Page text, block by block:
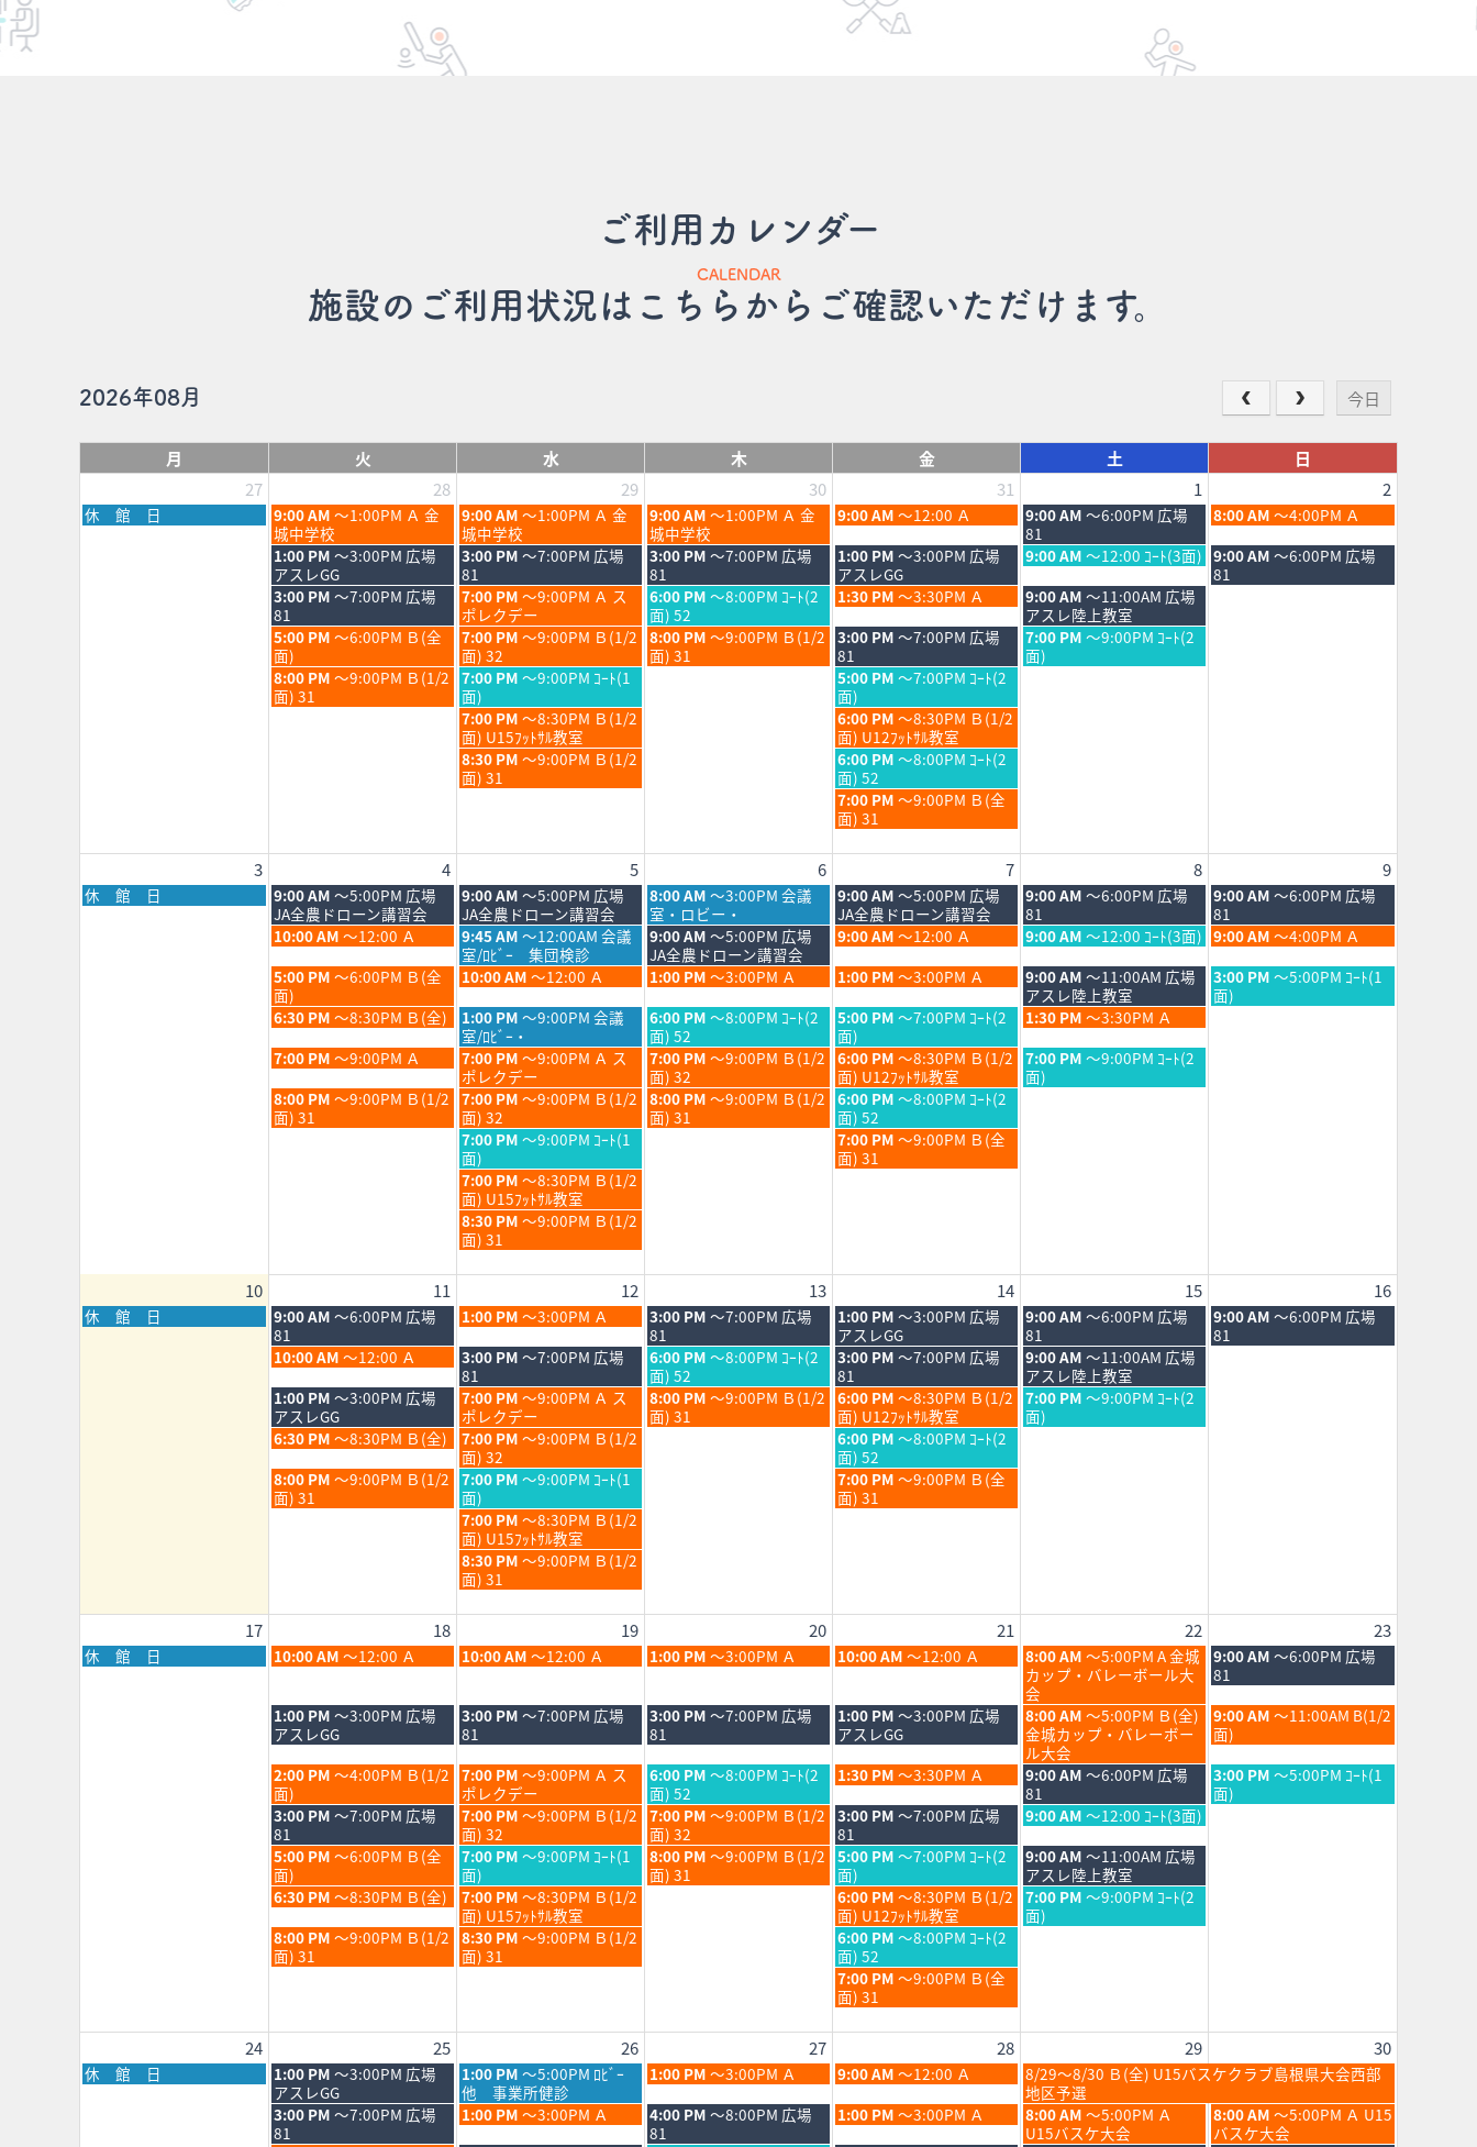
ご利用カレンダー
CALENDAR
施設のご利用状況はこちらからご確認いただけます。
2026年08月 今日
月 火 水 木 金 土
日
27
28 29 30 31 1 2
月
曜
休 館 日
火
曜
日,
7
月
28th
2026
9:00 AM ～1:00PM Ａ 金
城中学校
水
曜
日,
7
月
29th
2026
9:00 AM ～1:00PM Ａ 金
城中学校
木
曜
日,
7
月
30th
2026
9:00 AM ～1:00PM Ａ 金
城中学校
金
曜
日,
7
月
31st
2026
9:00 AM ～12:00 Ａ
土
曜
日,
8
月
1st
2026
9:00 AM ～6:00PM 広場
81
日
曜
日,
8
月
8:00 AM ～4:00PM Ａ
火
曜
日,
7
月
28th
2026
1:00 PM ～3:00PM 広場
アスレGG
水
曜
日,
7
月
29th
2026
3:00 PM ～7:00PM 広場
81
木
曜
日,
7
月
30th
2026
3:00 PM ～7:00PM 広場
81
金
曜
日,
7
月
31st
2026
1:00 PM ～3:00PM 広場
アスレGG
土
曜
日,
8
月
1st
2026
9:00 AM ～12:00 ｺｰﾄ(3面) 日
曜
日,
9:00 AM ～6:00PM 広場
81
火
曜
日,
7
月
28th
2026
3:00 PM ～7:00PM 広場
81
水
曜
日,
7
月
29th
2026
7:00 PM ～9:00PM Ａ ス
ポレクデー
木
曜
日,
7
月
6:00 PM ～8:00PM ｺｰﾄ(2
面) 52
金
曜
日,
7
月
31st
2026
1:30 PM ～3:30PM Ａ
土
曜
日,
8
月
9:00 AM ～11:00AM 広場
アスレ陸上教室
火
曜
日,
7
月
5:00 PM ～6:00PM Ｂ(全
面)
水
曜
日,
7
月
29th
2026
7:00 PM ～9:00PM Ｂ(1/2
面) 32
木
曜
日,
8:00 PM ～9:00PM Ｂ(1/2
面) 31
金
曜
日,
7
月
31st
2026
3:00 PM ～7:00PM 広場
81
土
曜
日,
7:00 PM ～9:00PM ｺｰﾄ(2
面)
火
曜
日,
8:00 PM ～9:00PM Ｂ(1/2
面) 31
水
曜
日,
7
月
29th
2026
7:00 PM ～9:00PM ｺｰﾄ(1
面)
金
曜
日,
7
月
31st
2026
5:00 PM ～7:00PM ｺｰﾄ(2
面)
水
曜
日,
7
月
7:00 PM ～8:30PM Ｂ(1/2
面) U15ﾌｯﾄｻﾙ教室
金
曜
日,
7
月
31st
2026
6:00 PM ～8:30PM Ｂ(1/2
面) U12ﾌｯﾄｻﾙ教室
水
曜
日,
29th
8:30 PM ～9:00PM Ｂ(1/2
面) 31
金
曜
日,
7
月
31st
6:00 PM ～8:00PM ｺｰﾄ(2
面) 52
金
曜
日,
7
31st
2026
7:00 PM ～9:00PM Ｂ(全
面) 31
3 4 5 6 7 8 9
月
曜
休 館 日
火
曜
日,
8
月
4th
2026
9:00 AM ～5:00PM 広場
JA全農ドローン講習会
水
曜
日,
8
月
5th
2026
9:00 AM ～5:00PM 広場
JA全農ドローン講習会
木
曜
日,
8
月
6th
2026
8:00 AM ～3:00PM 会議
室・ロビー・
金
曜
日,
8
月
7th
2026
9:00 AM ～5:00PM 広場
JA全農ドローン講習会
土
曜
日,
8
月
8th
2026
9:00 AM ～6:00PM 広場
81
日
曜
日,
8
月
9th
2026
9:00 AM ～6:00PM 広場
81
火
曜
日,
8
月
4th
2026
10:00 AM ～12:00 Ａ
水
曜
日,
8
月
5th
2026
9:45 AM ～12:00AM 会議
室/ﾛﾋﾞｰ 集団検診
木
曜
日,
8
月
6th
2026
9:00 AM ～5:00PM 広場
JA全農ドローン講習会
金
曜
日,
8
月
7th
2026
9:00 AM ～12:00 Ａ
土
曜
日,
8
月
8th
2026
9:00 AM ～12:00 ｺｰﾄ(3面) 日
曜
日,
8
月
9:00 AM ～4:00PM Ａ
火
曜
日,
8
月
4th
2026
5:00 PM ～6:00PM Ｂ(全
面)
水
曜
日,
8
月
5th
2026
10:00 AM ～12:00 Ａ
木
曜
日,
8
月
6th
2026
1:00 PM ～3:00PM Ａ
金
曜
日,
8
月
7th
2026
1:00 PM ～3:00PM Ａ
土
曜
日,
8
月
8th
2026
9:00 AM ～11:00AM 広場
アスレ陸上教室
日
曜
日,
3:00 PM ～5:00PM ｺｰﾄ(1
面)
火
曜
日,
8
月
4th
2026
6:30 PM ～8:30PM Ｂ(全)
水
曜
日,
8
月
5th
2026
1:00 PM ～9:00PM 会議
室/ﾛﾋﾞｰ・
木
曜
日,
8
月
6th
2026
6:00 PM ～8:00PM ｺｰﾄ(2
面) 52
金
曜
日,
8
月
7th
2026
5:00 PM ～7:00PM ｺｰﾄ(2
面)
土
曜
日,
8
月
1:30 PM ～3:30PM Ａ
火
曜
日,
8
月
7:00 PM ～9:00PM Ａ
水
曜
日,
8
月
5th
2026
7:00 PM ～9:00PM Ａ ス
ポレクデー
木
曜
日,
8
月
7:00 PM ～9:00PM Ｂ(1/2
面) 32
金
曜
日,
8
月
7th
2026
6:00 PM ～8:30PM Ｂ(1/2
面) U12ﾌｯﾄｻﾙ教室
土
曜
日,
7:00 PM ～9:00PM ｺｰﾄ(2
面)
火
曜
日,
8:00 PM ～9:00PM Ｂ(1/2
面) 31
水
曜
日,
8
月
5th
2026
7:00 PM ～9:00PM Ｂ(1/2
面) 32
木
曜
日,
8:00 PM ～9:00PM Ｂ(1/2
面) 31
金
曜
日,
8
月
6:00 PM ～8:00PM ｺｰﾄ(2
面) 52
水
曜
日,
8
月
5th
2026
7:00 PM ～9:00PM ｺｰﾄ(1
面)
金
曜
日,
7:00 PM ～9:00PM Ｂ(全
面) 31
水
曜
日,
8
月
5th
7:00 PM ～8:30PM Ｂ(1/2
面) U15ﾌｯﾄｻﾙ教室
水
曜
日,
8
5th
2026
8:30 PM ～9:00PM Ｂ(1/2
面) 31
10 11 12 13 14 15 16
月
曜
休 館 日
火
曜
日,
8
月
11th
2026
9:00 AM ～6:00PM 広場
81
水
曜
日,
8
月
12th
2026
1:00 PM ～3:00PM Ａ
木
曜
日,
8
月
13th
2026
3:00 PM ～7:00PM 広場
81
金
曜
日,
8
月
14th
2026
1:00 PM ～3:00PM 広場
アスレGG
土
曜
日,
8
月
15th
2026
9:00 AM ～6:00PM 広場
81
日
曜
日,
9:00 AM ～6:00PM 広場
81
火
曜
日,
8
月
11th
2026
10:00 AM ～12:00 Ａ
水
曜
日,
8
月
12th
2026
3:00 PM ～7:00PM 広場
81
木
曜
日,
8
月
6:00 PM ～8:00PM ｺｰﾄ(2
面) 52
金
曜
日,
8
月
14th
2026
3:00 PM ～7:00PM 広場
81
土
曜
日,
8
月
9:00 AM ～11:00AM 広場
アスレ陸上教室
火
曜
日,
8
月
11th
2026
1:00 PM ～3:00PM 広場
アスレGG
水
曜
日,
8
月
12th
2026
7:00 PM ～9:00PM Ａ ス
ポレクデー
木
曜
日,
8:00 PM ～9:00PM Ｂ(1/2
面) 31
金
曜
日,
8
月
14th
2026
6:00 PM ～8:30PM Ｂ(1/2
面) U12ﾌｯﾄｻﾙ教室
土
曜
日,
7:00 PM ～9:00PM ｺｰﾄ(2
面)
火
曜
日,
8
月
6:30 PM ～8:30PM Ｂ(全)
水
曜
日,
8
月
12th
2026
7:00 PM ～9:00PM Ｂ(1/2
面) 32
金
曜
日,
8
月
6:00 PM ～8:00PM ｺｰﾄ(2
面) 52
火
曜
日,
8:00 PM ～9:00PM Ｂ(1/2
面) 31
水
曜
日,
8
月
12th
2026
7:00 PM ～9:00PM ｺｰﾄ(1
面)
金
曜
日,
7:00 PM ～9:00PM Ｂ(全
面) 31
水
曜
日,
8
月
12th
7:00 PM ～8:30PM Ｂ(1/2
面) U15ﾌｯﾄｻﾙ教室
水
曜
日,
8
12th
2026
8:30 PM ～9:00PM Ｂ(1/2
面) 31
17 18 19 20 21 22 23
月
曜
休 館 日
火
曜
8
月
18th
2026
10:00 AM ～12:00 Ａ
水
曜
8
月
19th
2026
10:00 AM ～12:00 Ａ
木
曜
8
月
20th
2026
1:00 PM ～3:00PM Ａ
金
曜
8
月
21st
2026
10:00 AM ～12:00 Ａ
土
曜
日,
8
月
22nd
2026
8:00 AM ～5:00PM A 金城
カップ・バレーボール大
会
日
曜
日,
8
月
23rd
2026
9:00 AM ～6:00PM 広場
81
火
曜
日,
8
月
18th
2026
1:00 PM ～3:00PM 広場
アスレGG
水
曜
日,
8
月
19th
2026
3:00 PM ～7:00PM 広場
81
木
曜
日,
8
月
20th
2026
3:00 PM ～7:00PM 広場
81
金
曜
日,
8
月
21st
2026
1:00 PM ～3:00PM 広場
アスレGG
土
曜
日,
8
月
22nd
2026
8:00 AM ～5:00PM Ｂ(全)
金城カップ・バレーボー
ル大会
日
曜
日,
8
月
23rd
9:00 AM ～11:00AM B(1/2
面)
火
曜
日,
8
月
18th
2026
2:00 PM ～4:00PM Ｂ(1/2
面)
水
曜
日,
8
月
19th
2026
7:00 PM ～9:00PM Ａ ス
ポレクデー
木
曜
日,
8
月
20th
2026
6:00 PM ～8:00PM ｺｰﾄ(2
面) 52
金
曜
日,
8
月
21st
2026
1:30 PM ～3:30PM Ａ
土
曜
日,
8
月
22nd
2026
9:00 AM ～6:00PM 広場
81
日
曜
日,
3:00 PM ～5:00PM ｺｰﾄ(1
面)
火
曜
日,
8
月
18th
2026
3:00 PM ～7:00PM 広場
81
水
曜
日,
8
月
19th
2026
7:00 PM ～9:00PM Ｂ(1/2
面) 32
木
曜
日,
8
月
7:00 PM ～9:00PM Ｂ(1/2
面) 32
金
曜
日,
8
月
21st
2026
3:00 PM ～7:00PM 広場
81
土
曜
日,
8
月
22nd
2026
9:00 AM ～12:00 ｺｰﾄ(3面)
火
曜
日,
8
月
18th
2026
5:00 PM ～6:00PM Ｂ(全
面)
水
曜
日,
8
月
19th
2026
7:00 PM ～9:00PM ｺｰﾄ(1
面)
木
曜
日,
8:00 PM ～9:00PM Ｂ(1/2
面) 31
金
曜
日,
8
月
21st
2026
5:00 PM ～7:00PM ｺｰﾄ(2
面)
土
曜
日,
8
月
9:00 AM ～11:00AM 広場
アスレ陸上教室
火
曜
日,
8
月
6:30 PM ～8:30PM Ｂ(全)
水
曜
日,
8
月
7:00 PM ～8:30PM Ｂ(1/2
面) U15ﾌｯﾄｻﾙ教室
金
曜
日,
8
月
21st
2026
6:00 PM ～8:30PM Ｂ(1/2
面) U12ﾌｯﾄｻﾙ教室
土
曜
日,
7:00 PM ～9:00PM ｺｰﾄ(2
面)
火
曜
日,
18th
8:00 PM ～9:00PM Ｂ(1/2
面) 31
水
曜
日,
19th
8:30 PM ～9:00PM Ｂ(1/2
面) 31
金
曜
日,
8
月
21st
6:00 PM ～8:00PM ｺｰﾄ(2
面) 52
金
曜
日,
8
21st
2026
7:00 PM ～9:00PM Ｂ(全
面) 31
24 25 26 27 28 29 30
月
曜
休 館 日
火
曜
日,
8
1:00 PM ～3:00PM 広場
アスレGG
水
曜
日,
8
1:00 PM ～5:00PM ﾛﾋﾞｰ
他 事業所健診
木
曜
日,
8
1:00 PM ～3:00PM Ａ
金
曜
日,
8
9:00 AM ～12:00 Ａ
土
曜
日,
8
8/29～8/30 Ｂ(全) U15バスケクラブ島根県大会西部
地区予選
火
曜
3:00 PM ～7:00PM 広場
81
水
曜
1:00 PM ～3:00PM Ａ
木
曜
4:00 PM ～8:00PM 広場
81
金
曜
1:00 PM ～3:00PM Ａ
土
曜
8:00 AM ～5:00PM Ａ
U15バスケ大会
日
曜
8:00 AM ～5:00PM Ａ U15
バスケ大会